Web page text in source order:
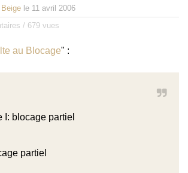
le 11 avril 2006
/ 679 vues
au Blocage" :
I: blocage partiel
partiel